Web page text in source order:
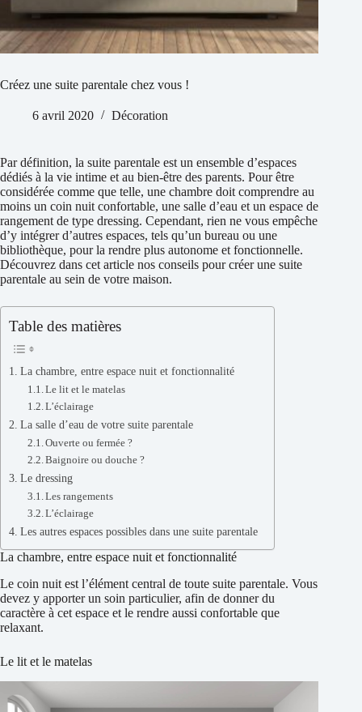
Créez une suite parentale chez vous !
6 avril 2020 Décoration
Par définition, la suite parentale est un ensemble d’espaces
dédiés à la vie intime et au bien-être des parents. Pour être
considérée comme que telle, une chambre doit comprendre au
moins un coin nuit confortable, une salle d’eau et un espace de
rangement de type dressing. Cependant, rien ne vous empêche
d’y intégrer d’autres espaces, tels qu’un bureau ou une
bibliothèque, pour la rendre plus autonome et fonctionnelle.
Découvrez dans cet article nos conseils pour créer une suite
parentale au sein de votre maison.
Table des matières
La chambre, entre espace nuit et fonctionnalité
Le lit et le matelas
L’éclairage
La salle d’eau de votre suite parentale
Ouverte ou fermée ?
Baignoire ou douche ?
Le dressing
Les rangements
L’éclairage
Les autres espaces possibles dans une suite parentale
La chambre, entre espace nuit et fonctionnalité
Le coin nuit est l’élément central de toute suite parentale. Vous
devez y apporter un soin particulier, afin de donner du
caractère à cet espace et le rendre aussi confortable que
relaxant.
Le lit et le matelas